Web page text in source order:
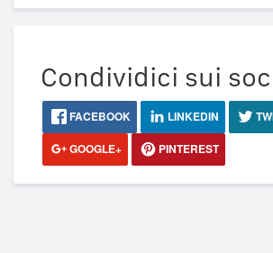
Condividici sui
FACEBOOK LINKEDIN
GOOGLE+
PINTEREST